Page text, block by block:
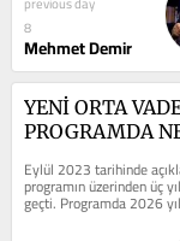
8
Mehmet Demir
YENİ ORTA
PROGRAMDA
Eylül 2023 tarihinde
programın üzerinden üç
geçti. Programda 2026
enflasyon tahmini tek